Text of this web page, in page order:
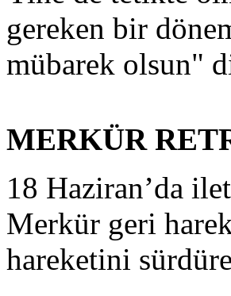
gereken bir
mübarek olsun"
MERKÜR
18 Haziran’da
Merkür geri
hareketini